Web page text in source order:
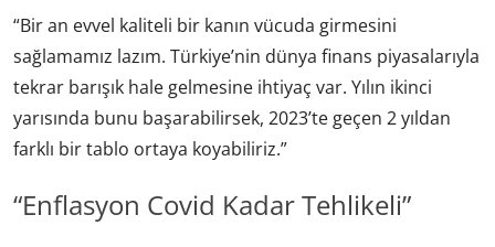
“Bir an evvel kaliteli bir kanın vücuda girmesini
sağlamamız lazım. Türkiye’nin dünya finans piyasalarıyla
tekrar barışık hale gelmesine ihtiyaç var. Yılın ikinci
yarısında bunu başarabilirsek, 2023’te geçen 2 yıldan
farklı bir tablo ortaya koyabiliriz.”
“Enflasyon Covid Kadar Tehlikeli”